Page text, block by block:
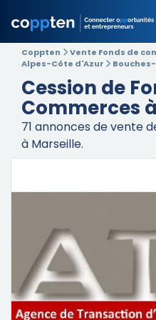
Coppten Vente Fonds de
Alpes-Côte d'Azur
Cession de
Commerces
71 annonces de vente
à Marseille.